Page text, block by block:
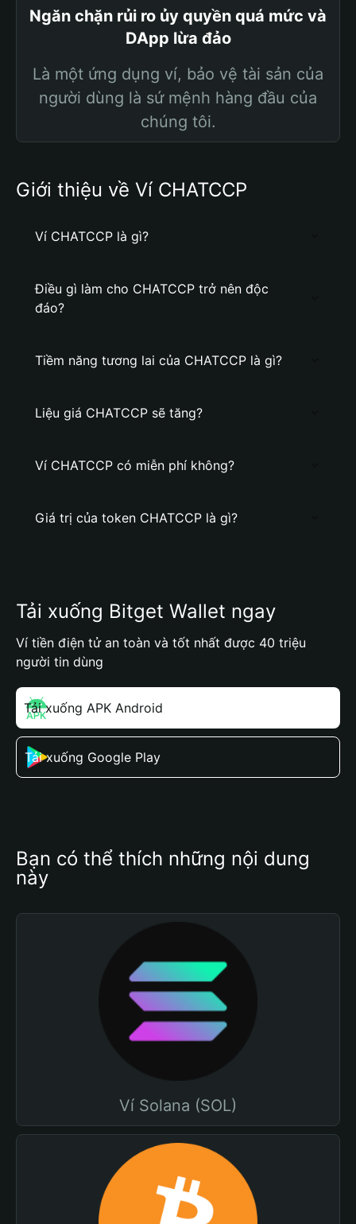
Ngăn chặn rủi ro ủy quyền quá mức và
DApp lừa đảo
Là một ứng dụng ví, bảo vệ tài sản của
người dùng là sứ mệnh hàng đầu của
chúng tôi.
Giới thiệu về Ví CHATCCP
Ví CHATCCP là gì?
Điều gì làm cho CHATCCP trở nên độc
đáo?
Tiềm năng tương lai của CHATCCP là gì?
Liệu giá CHATCCP sẽ tăng?
Ví CHATCCP có miễn phí không?
Giá trị của token CHATCCP là gì?
Tải xuống Bitget Wallet ngay
Ví tiền điện tử an toàn và tốt nhất được 40 triệu
người tin dùng
Tải xuống APK Android
Tải xuống Google Play
Bạn có thể thích những nội dung
này
Ví Solana (SOL)